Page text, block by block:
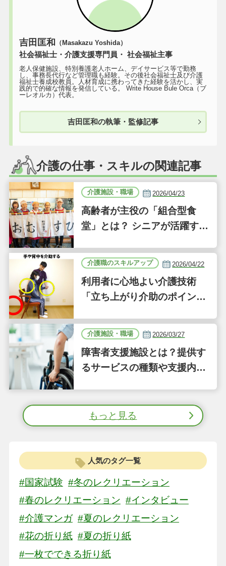
吉田匡和 （Masakazu Yoshida）
社会福祉士・介護支援専門員・ 社会福祉主事
老人保健施設、特別養護老人ホーム、デイサービス等で勤務
し、事務長代行など管理職も経験。その後社会福祉士及び介護
福祉士養成校教員。人材育成に携わってきた経験を活かし、実
践的で的確な情報を発信している。 Write House Bule Orca（ブ
ーレオルカ）代表。
吉田匡和の執筆・監修記事
介護の仕事・スキルの関連記事
介護施設・職場 2026/04/23
高齢者が主役の「組合型食
堂」とは？ シニアが活躍する
D」に注目｜気になるあの介
護施設
介護職のスキルアップ 2026/04/22
利用者に心地よい介護技術
「立ち上がり介助のポイン
（41）
介護施設・職場 2026/03/27
障害者支援施設とは？提供す
るサービスの種類や支援内容
もっと見る
人気のタグ一覧
#国家試験 #冬のレクリエーション
#春のレクリエーション #インタビュー
#介護マンガ #夏のレクリエーション
#花の折り紙 #夏の折り紙
#一枚でできる折り紙